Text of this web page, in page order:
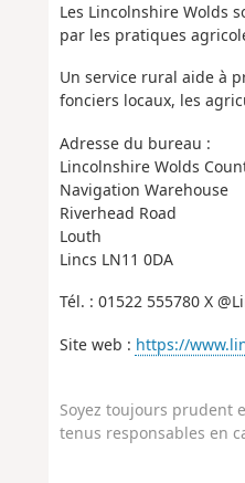
Les Lincolnshire Wolds
par les pratiques
Un service rural aide à
fonciers locaux, les
Adresse du bureau :
Lincolnshire Wolds
Navigation Warehouse
Riverhead Road
Louth
Lincs LN11 0DA
Tél. : 01522 555780 X
Site web : https://
Soyez toujours prudent
tenus responsables en